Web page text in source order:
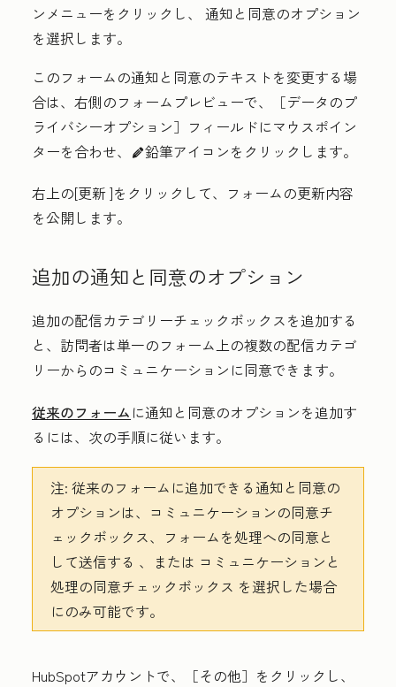
ンメニューをクリックし、 通知と同意のオプション
を選択します。
このフォームの通知と同意のテキストを変更する場
合は、右側のフォームプレビューで、［データのプ
ライバシーオプション］ フィールドにマウスポイン
ターを合わせ、
edit鉛筆アイコンをクリックします。
右上の[更新]をクリックして、フォームの更新内容
を公開します。
追加の通知と同意のオプション
追加の配信カテゴリーチェックボックスを追加する
と、訪問者は単一のフォーム上の複数の配信カテゴ
リーからのコミュニケーションに同意できます。
従来のフォーム に通知と同意のオプションを追加す
るには、次の手順に従います。
注: 従来のフォームに追加できる通知と同意の
オプションは、コミュニケーションの同意チ
ェックボックス、フォームを処理への同意と
して送信する 、または コミュニケーションと
処理の同意チェックボックス を選択した場合
にのみ可能です。
HubSpotアカウントで、
［その他］をクリックし、